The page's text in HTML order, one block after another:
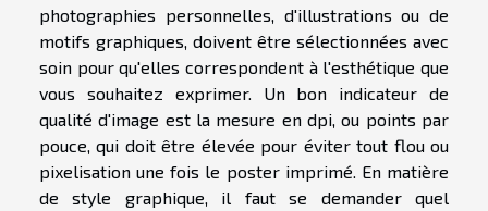
photographies personnelles, d'illustrations ou de
motifs graphiques, doivent être sélectionnées avec
soin pour qu'elles correspondent à l'esthétique que
vous souhaitez exprimer. Un bon indicateur de
qualité d'image est la mesure en dpi, ou points par
pouce, qui doit être élevée pour éviter tout flou ou
pixelisation une fois le poster imprimé. En matière
de style graphique, il faut se demander quel